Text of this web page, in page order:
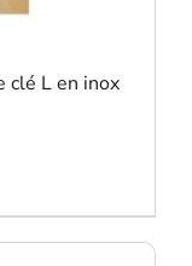
clé L en inox